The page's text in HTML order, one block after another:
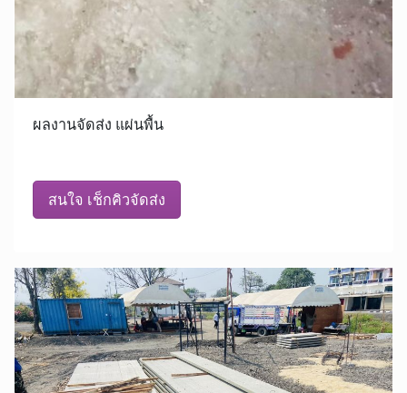
ผลงานจัดส่ง แผ่นพื้น
สนใจ เช็กคิวจัดส่ง